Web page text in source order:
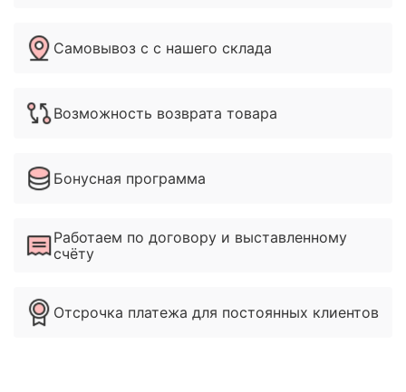
Самовывоз с с нашего склада
Возможность возврата товара
Бонусная программа
Работаем по договору и выставленному
счёту
Отсрочка платежа для постоянных клиентов